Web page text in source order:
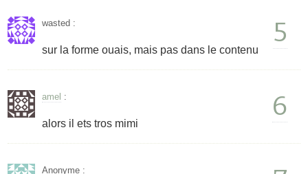
5
wasted :
sur la forme ouais, mais pas dans le contenu
6
amel :
alors il ets tros mimi
Anonyme :